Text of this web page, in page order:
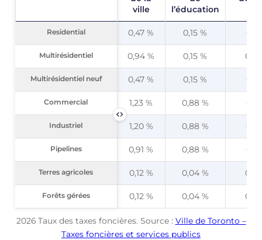
ville
l’éducation
Residential 0,47 % 0,15 %
Multirésidentiel 0,94 % 0,15 %
Multirésidentiel neuf 0,47 % 0,15 %
Commercial 1,23 % 0,88 %
Industriel 1,20 % 0,88 %
Pipelines 0,91 % 0,88 %
Terres agricoles 0,12 % 0,04 %
Forêts gérées 0,12 % 0,04 %
Residential
Multirésidentiel
Multirésidentiel neuf
Commercial
Industriel
Pipelines
Terres agricoles
Forêts gérées
2026 Taux des taxes foncières. Source : Ville de Toronto –
Taxes foncières et services publics